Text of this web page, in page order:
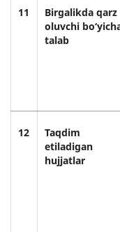
11
Birgalikda qarz
oluvchi
talab
12
Taqdim
etiladigan
hujjatlar